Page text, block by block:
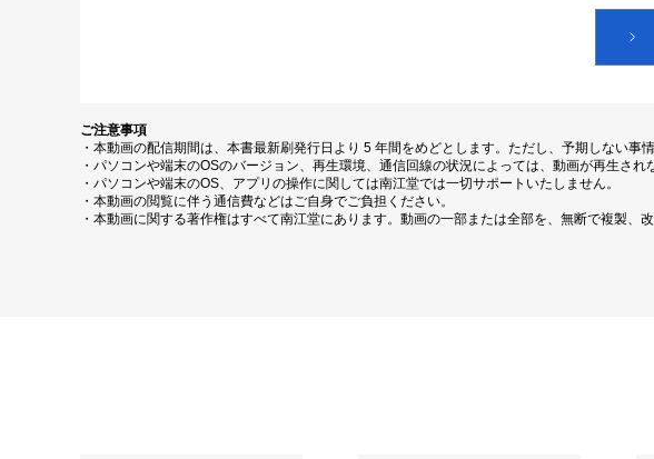
ご注意事項
・本動画の配信期間は、本書最新刷発行日より 5 年間をめどとします。ただし、予期しない事
・パソコンや端末のOSのバージョン、再生環境、通信回線の状況によっては、動画が再生され
・パソコンや端末のOS、アプリの操作に関しては南江堂では一切サポートいたしません。
・本動画の閲覧に伴う通信費などはご自身でご負担ください。
・本動画に関する著作権はすべて南江堂にあります。動画の一部または全部を、無断で複製、